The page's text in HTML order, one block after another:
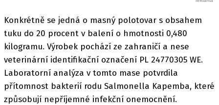
Konkrétně se jedná o masný polotovar s obsahem
tuku do 20 procent v balení o hmotnosti 0,480
kilogramu. Výrobek pochází ze zahraničí a nese
veterinární identifikační označení PL 24770305 WE.
Laboratorní analýza v tomto mase potvrdila
přítomnost bakterií rodu Salmonella Kapemba, které
způsobují nepříjemné infekční onemocnění.